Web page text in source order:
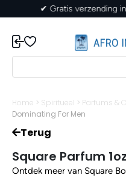
✔ Gratis
Home > Spiritueel > Parfums &
Dominating For Men
Terug
Square Parfum
Ontdek meer van Square